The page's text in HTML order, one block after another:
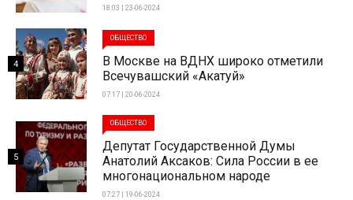
18:03 | 23-06-2024
ОБЩЕСТВО
В Москве на ВДНХ широко отметили
Всечувашский «Акатуй»
07:17 | 20-06-2024
4
ОБЩЕСТВО
Депутат Государственной Думы
Анатолий Аксаков: Сила России в ее
многонациональном народе
07:27 | 19-06-2024
5